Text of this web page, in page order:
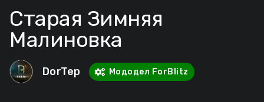
Старая Зимняя
Малиновка
DorTep Мододел ForBlitz